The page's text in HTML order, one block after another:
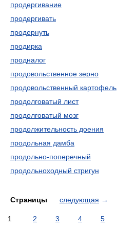
продергивание
продергивать
продернуть
продирка
продналог
продовольственное зерно
продовольственный картофель
продолговатый лист
продолговатый мозг
продолжительность доения
продольная дамба
продольно-поперечный
продольноходный стригун
Страницы следующая →
1 2 3 4 5